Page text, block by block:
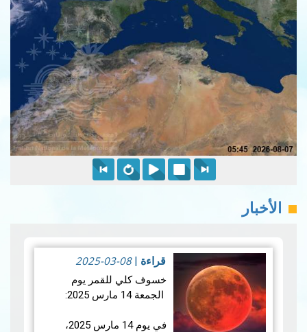
الأخبار
قراءة |
2025-03-08
خسوف كلي للقمر يوم
الجمعة 14 مارس 2025:
في يوم 14 مارس 2025،